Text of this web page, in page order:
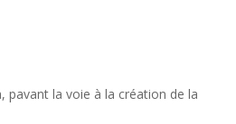
pavant la voie à la création de la